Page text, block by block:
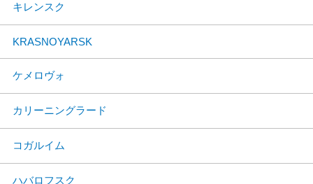
キレンスク
KRASNOYARSK
ケメロヴォ
カリーニングラード
コガルイム
ハバロフスク